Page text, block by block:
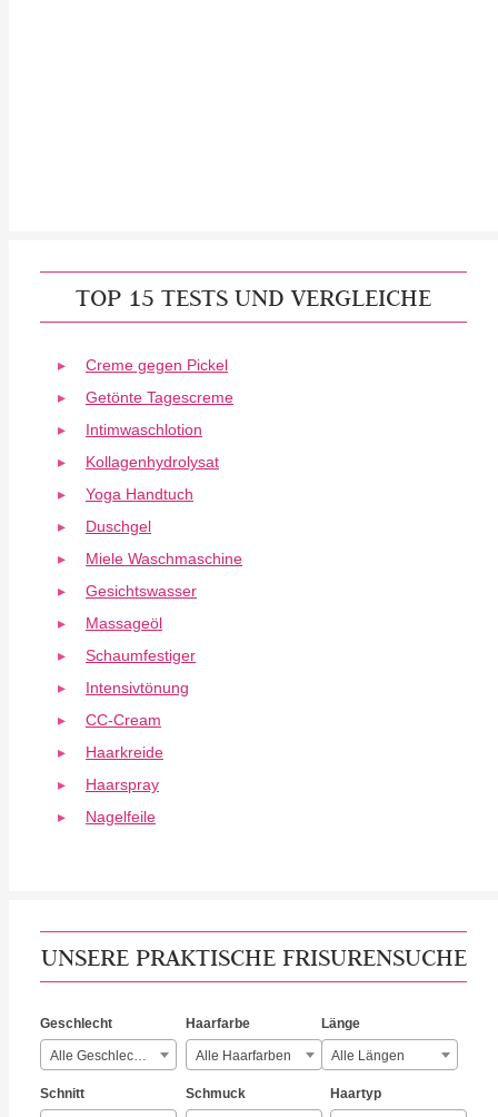
TOP 15 TESTS UND VERGLEICHE
Creme gegen Pickel
Getönte Tagescreme
Intimwaschlotion
Kollagenhydrolysat
Yoga Handtuch
Duschgel
Miele Waschmaschine
Gesichtswasser
Massageöl
Schaumfestiger
Intensivtönung
CC-Cream
Haarkreide
Haarspray
Nagelfeile
UNSERE PRAKTISCHE FRISURENSUCHE
Geschlecht
Alle Geschlechter
Haarfarbe
Alle Haarfarben
Länge
Alle Längen
Schnitt Schmuck Haartyp